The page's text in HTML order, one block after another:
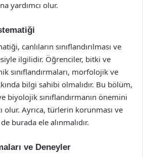
yardımcı olur.
canlıların sınıflandırılması ve
ilgilidir. Öğrenciler, bitki ve
sınıflandırmaları, morfolojik ve
bilgi sahibi olmalıdır. Bu bölüm,
biyolojik sınıflandırmanın önemini
olur. Ayrıca, türlerin korunması ve
burada ele alınmalıdır.
ve Deneyler